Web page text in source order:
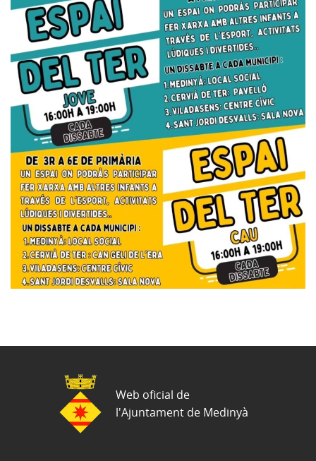
Web oficial de
l'Ajuntament de Medinyà